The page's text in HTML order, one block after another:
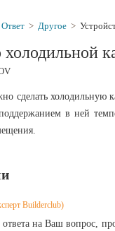
> Другое >
холодильной
сделать холодильную
в ней
Builderclub)
на Ваш вопрос,